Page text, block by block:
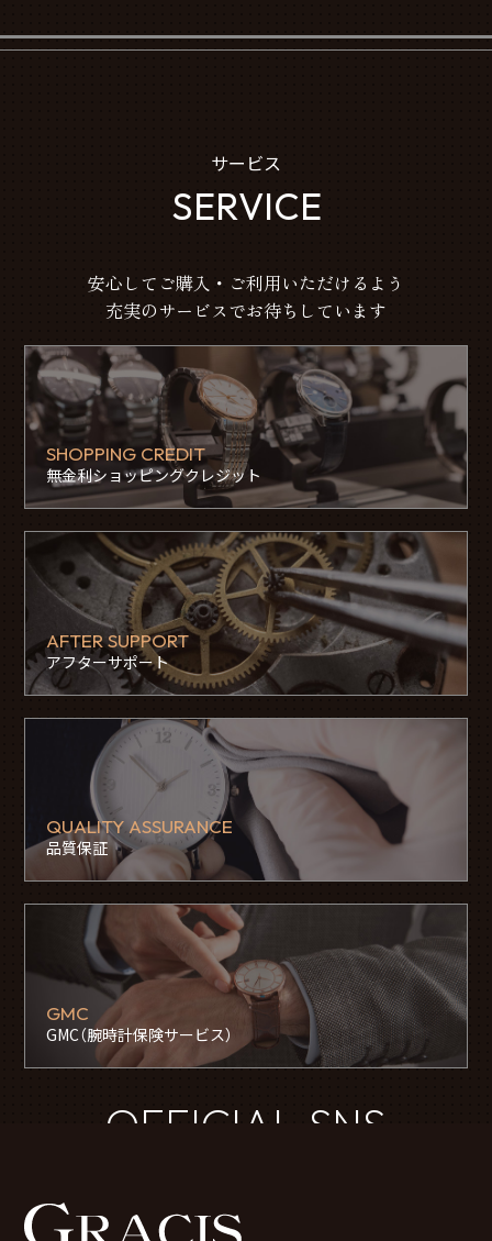
サービス
SERVICE
安心してご購入・ご利用いただけるよう
充実のサービスでお待ちしています
SHOPPING CREDIT
無金利ショッピングクレジット
AFTER SUPPORT
アフターサポート
QUALITY ASSURANCE
品質保証
GMC
GMC（腕時計保険サービス）
OFFICIAL SNS